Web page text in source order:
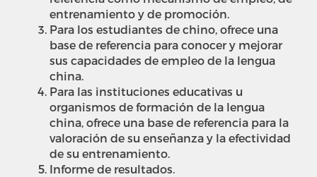
entrenamiento y de promoción.
Para los estudiantes de chino, ofrece una
base de referencia para conocer y mejorar
sus capacidades de empleo de la lengua
china.
Para las instituciones educativas u
organismos de formación de la lengua
china, ofrece una base de referencia para la
valoración de su enseñanza y la efectividad
de su entrenamiento.
Informe de resultados.